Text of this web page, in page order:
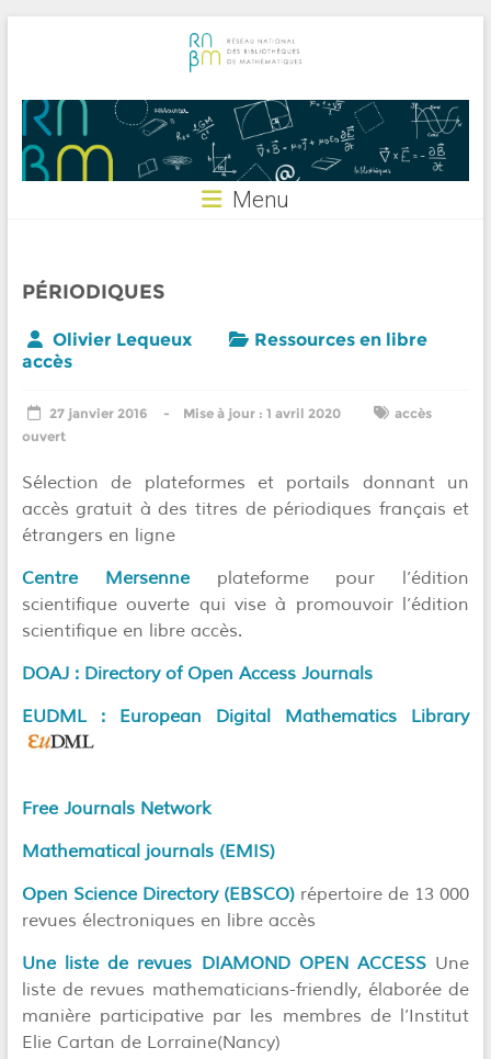
RNBM
Menu
PÉRIODIQUES
Olivier Lequeux
Ressources en libre
accès
27 janvier 2016 1 avril 2020
accès
ouvert
Sélection de plateformes et portails donnant un
accès gratuit à des titres de périodiques français et
étrangers en ligne
Centre Mersenne
plateforme pour l’édition
scientifique ouverte qui vise à promouvoir l’édition
scientifique en libre accès.
DOAJ : Directory of Open Access Journals
EUDML : European Digital Mathematics Library
Free Journals Network
Mathematical journals (EMIS)
Open Science Directory (EBSCO) répertoire de 13 000
revues électroniques en libre accès
Une liste de revues DIAMOND OPEN ACCESS Une
liste de revues mathematicians-friendly, élaborée de
manière participative par les membres de l’Institut
Elie Cartan de Lorraine(Nancy)